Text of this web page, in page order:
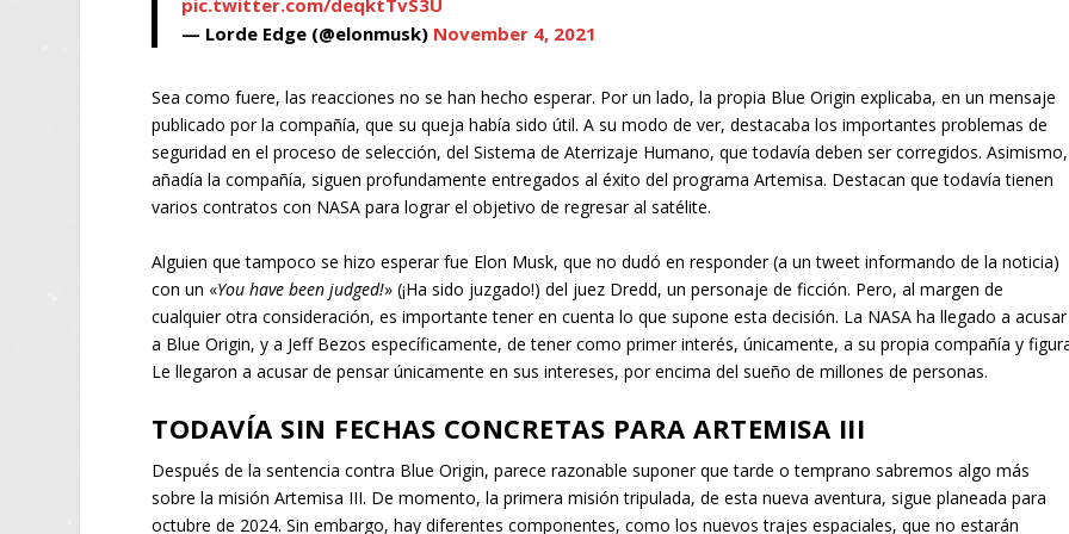
pic.twitter.com/deqktTvS3U
— Lorde Edge (@elonmusk) November 4, 2021
Sea como fuere, las reacciones no se han hecho esperar. Por un lado, la propia Blue Origin explicaba, en un mensaje
publicado por la compañía, que su queja había sido útil. A su modo de ver, destacaba los importantes problemas de
seguridad en el proceso de selección, del Sistema de Aterrizaje Humano, que todavía deben ser corregidos. Asimismo,
añadía la compañía, siguen profundamente entregados al éxito del programa Artemisa. Destacan que todavía tienen
varios contratos con NASA para lograr el objetivo de regresar al satélite.
Alguien que tampoco se hizo esperar fue Elon Musk, que no dudó en responder (a un tweet informando de la noticia)
con un «You have been judged!» (¡Ha sido juzgado!) del juez Dredd, un personaje de ficción. Pero, al margen de
cualquier otra consideración, es importante tener en cuenta lo que supone esta decisión. La NASA ha llegado a acusar
a Blue Origin, y a Jeff Bezos específicamente, de tener como primer interés, únicamente, a su propia compañía y
Le llegaron a acusar de pensar únicamente en sus intereses, por encima del sueño de millones de personas.
TODAVÍA SIN FECHAS CONCRETAS PARA ARTEMISA III
Después de la sentencia contra Blue Origin, parece razonable suponer que tarde o temprano sabremos algo más
sobre la misión Artemisa III. De momento, la primera misión tripulada, de esta nueva aventura, sigue planeada para
octubre de 2024. Sin embargo, hay diferentes componentes, como los nuevos trajes espaciales, que no estarán